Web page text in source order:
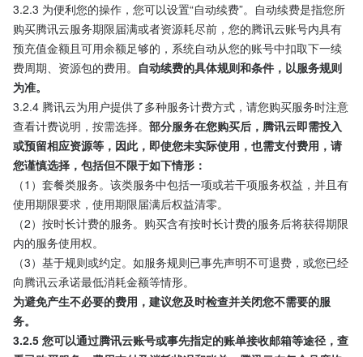
3.2.3 为便利您的操作，您可以设置“自动续费”。自动续费是指您所
购买腾讯云服务期限届满或者资源耗尽前，您的腾讯云账号内具有
预充值金额且可用余额足够的，系统自动从您的账号中扣取下一续
费周期、资源包的费用。 自动续费的具体规则和条件，以服务规则
为准。
3.2.4 腾讯云为用户提供了多种服务计费方式，请您购买服务时注意
查看计费说明，按需选择。 部分服务在您购买后，腾讯云即需投入
或预留相应资源等，因此，即使您未实际使用，也需支付费用，请
您谨慎选择，包括但不限于如下情形：
（1）套餐类服务。该类服务中包括一项或若干项服务权益，并且有
使用期限要求，使用期限届满后权益清零。
（2）按时长计费的服务。购买含有按时长计费的服务后将获得期限
内的服务使用权。
（3）基于规则或约定。如服务规则已事先声明不可退费，或您已经
向腾讯云承诺最低消耗金额等情形。
为避免产生不必要的费用，建议您及时检查并关闭您不需要的服
务。
3.2.5 您可以通过腾讯云账号或事先指定的账单接收邮箱等途径，查